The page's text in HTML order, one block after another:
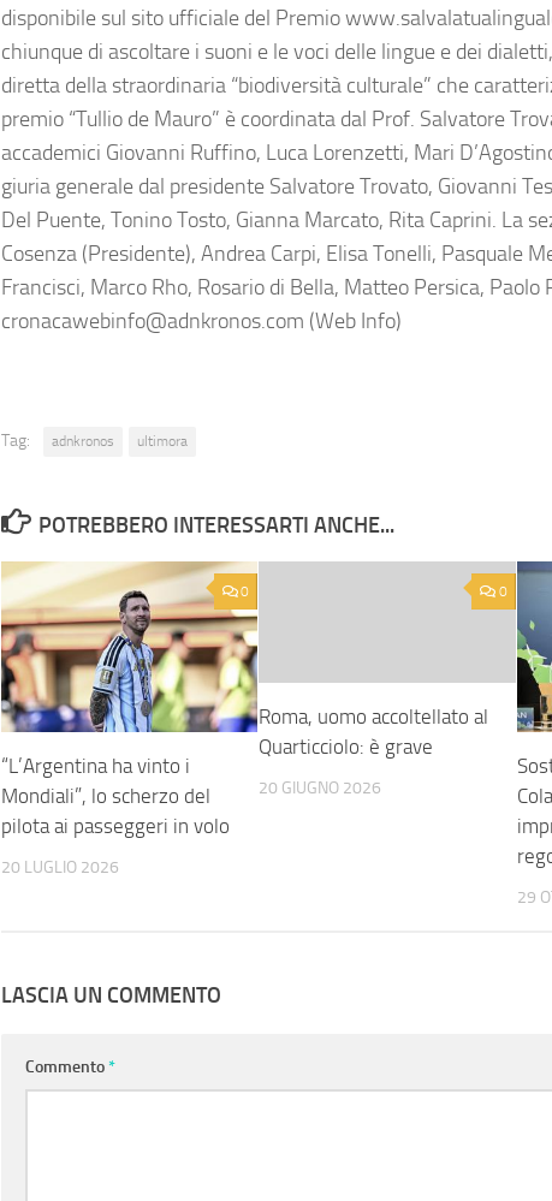
disponibile sul sito ufficiale del Premio
chiunque di ascoltare i suoni e le voci delle lingue e dei
diretta della straordinaria “biodiversità culturale” che
premio “Tullio de Mauro” è coordinata dal Prof. Salvatore
accademici Giovanni Ruffino, Luca Lorenzetti, Mari
giuria generale dal presidente Salvatore Trovato, Giovanni
Del Puente, Tonino Tosto, Gianna Marcato, Rita Caprini. La
Cosenza (Presidente), Andrea Carpi, Elisa Tonelli, Pasquale
Francisci, Marco Rho, Rosario di Bella, Matteo Persica,
cronacawebinfo@adnkronos.com (Web Info)
Tag: adnkronos ultimora
POTREBBERO INTERESSARTI ANCHE...
0
“L’Argentina ha vinto i
Mondiali”, lo scherzo del
pilota ai passeggeri in volo
20 LUGLIO 2026
0
Roma, uomo accoltellato al
Quarticciolo: è grave
20 GIUGNO 2026
29
LASCIA UN COMMENTO
Commento*